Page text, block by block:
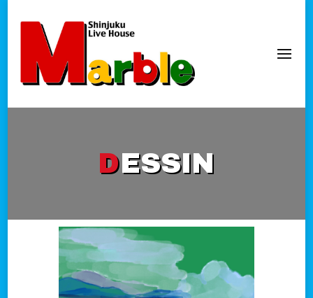
新宿Marble
official website
DESSIN